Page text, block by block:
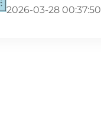
2026-03-28 00:37:50